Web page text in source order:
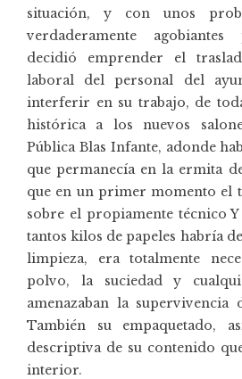
situación, y con unos
verdaderamente
decidió emprender el
laboral del personal del
interferir en su trabajo, de
histórica a los nuevos
Pública Blas Infante, adonde
que permanecía en la ermita
que en un primer momento el
sobre el propiamente técnico
tantos kilos de papeles habría
limpieza, era totalmente
polvo, la suciedad y
amenazaban la supervivencia
También su empaquetado,
descriptiva de su contenido
interior.